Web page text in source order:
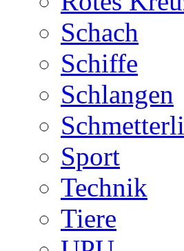
Schach
Schiffe
Schlangen
Sport
Technik
Tiere